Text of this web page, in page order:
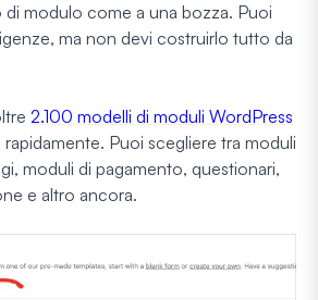
di modulo come a una bozza. Puoi
ma non devi costruirlo tutto da
2.100 modelli di moduli WordPress
rapidamente. Puoi scegliere tra moduli
moduli di pagamento, questionari,
e altro ancora.